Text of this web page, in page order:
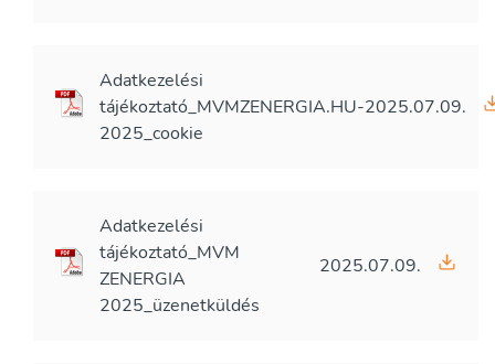
Adatkezelési
tájékoztató_MVMZENERGIA.HU-
2025_cookie
2025.07.09.
Adatkezelési
tájékoztató_MVM
ZENERGIA
2025_üzenetküldés
2025.07.09.